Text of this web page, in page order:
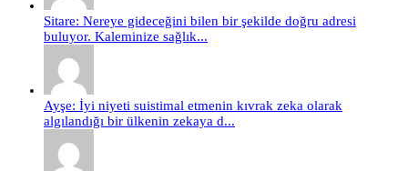
Sitare: Nereye gideceğini bilen bir şekilde doğru adresi
buluyor. Kaleminize sağlık...
Ayşe: İyi niyeti suistimal etmenin kıvrak zeka olarak
algılandığı bir ülkenin zekaya d...